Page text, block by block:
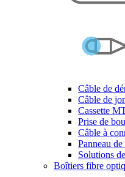
Câble de
Câble de
Cassette
Prise de
Câble à
Panneau
Solutions
Boîtiers fibre